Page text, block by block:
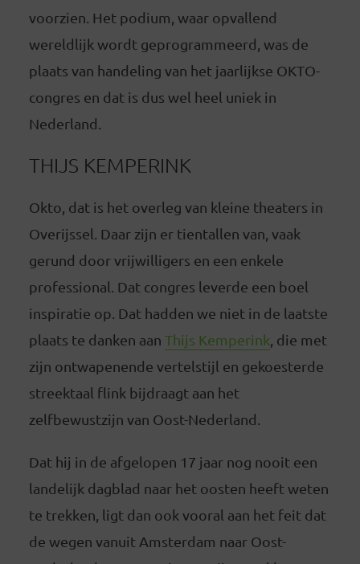
voorzien. Het podium, waar opvallend
wereldlijk wordt geprogrammeerd, was de
plaats van handeling van het jaarlijkse OKTO-
congres en dat is dus wel heel uniek in
Nederland.
THIJS KEMPERINK
Okto, dat is het overleg van kleine theaters in
Overijssel. Daar zijn er tientallen van, vaak
gerund door vrijwilligers en een enkele
professional. Dat congres leverde een boel
inspiratie op. Dat hadden we niet in de laatste
plaats te danken aan Thijs Kemperink , die met
zijn ontwapenende vertelstijl en gekoesterde
streektaal flink bijdraagt aan het
zelfbewustzijn van Oost-Nederland.
Dat hij in de afgelopen 17 jaar nog nooit een
landelijk dagblad naar het oosten heeft weten
te trekken, ligt dan ook vooral aan het feit dat
de wegen vanuit Amsterdam naar Oost-